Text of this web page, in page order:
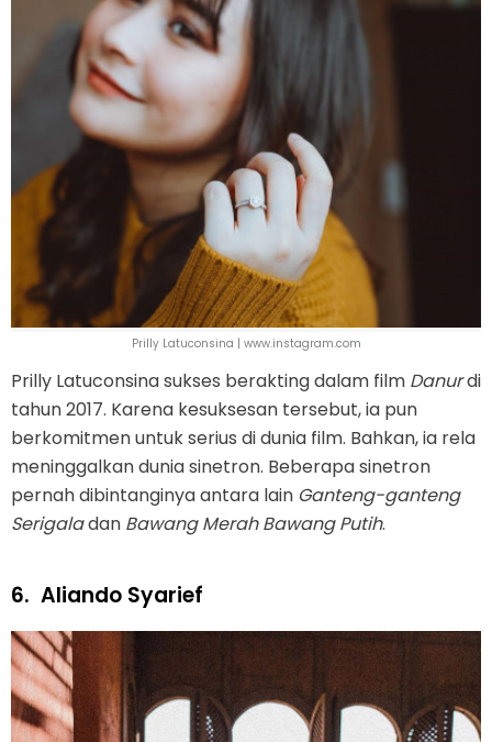
Prilly Latuconsina | www.instagram.com
Prilly Latuconsina sukses berakting dalam film Danurdi
tahun 2017. Karena kesuksesan tersebut, ia pun
berkomitmen untuk serius di dunia film. Bahkan, ia rela
meninggalkan dunia sinetron. Beberapa sinetron
pernah dibintanginya antara lain Ganteng-ganteng
Serigaladan Bawang Merah Bawang Putih.
6. Aliando Syarief